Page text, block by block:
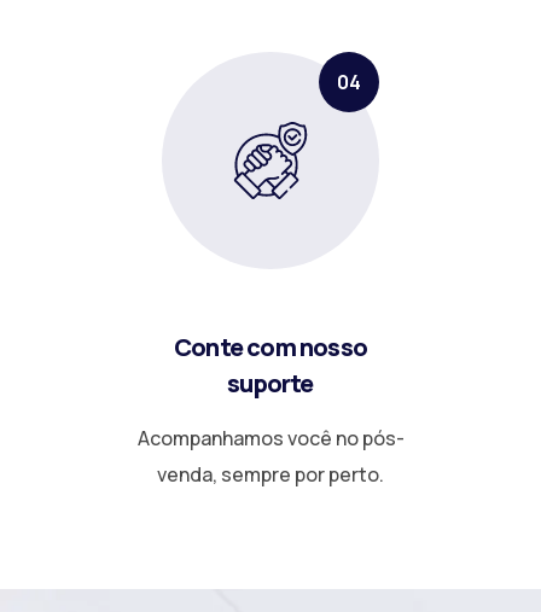
04
Conte com nosso
suporte
Acompanhamos você no pós-
venda, sempre por perto.